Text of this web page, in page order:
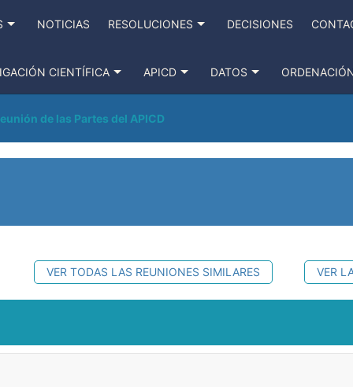
NOTICIAS RESOLUCIONES DECISIONES
CIENTÍFICA APICD DATOS
de las Partes del APICD
VER
VER TODAS LAS REUNIONES SIMILARES